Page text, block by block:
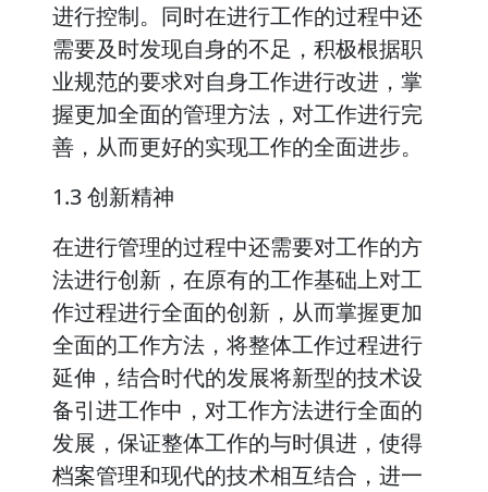
进行控制。同时在进行工作的过程中还
需要及时发现自身的不足，积极根据职
业规范的要求对自身工作进行改进，掌
握更加全面的管理方法，对工作进行完
善，从而更好的实现工作的全面进步。
1.3 创新精神
在进行管理的过程中还需要对工作的方
法进行创新，在原有的工作基础上对工
作过程进行全面的创新，从而掌握更加
全面的工作方法，将整体工作过程进行
延伸，结合时代的发展将新型的技术设
备引进工作中，对工作方法进行全面的
发展，保证整体工作的与时俱进，使得
档案管理和现代的技术相互结合，进一